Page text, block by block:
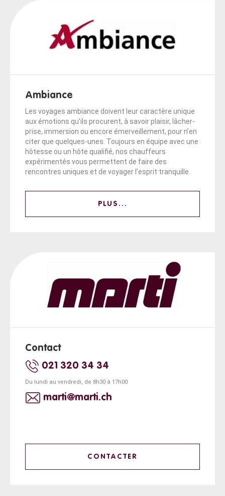
Ambiance
Les voyages ambiance doivent leur caractère unique
aux émotions qu’ils procurent, à savoir plaisir, lâcher-
prise, immersion ou encore émerveillement, pour n’en
citer que quelques-unes. Toujours en équipe avec une
hôtesse ou un hôte qualifié, nos chauffeurs
expérimentés vous permettent de faire des
rencontres uniques et de voyager l’esprit tranquille.
PLUS...
Contact
021 320 34 34
Du lundi au vendredi, de 8h30 à 17h00
marti@marti.ch
CONTACTER